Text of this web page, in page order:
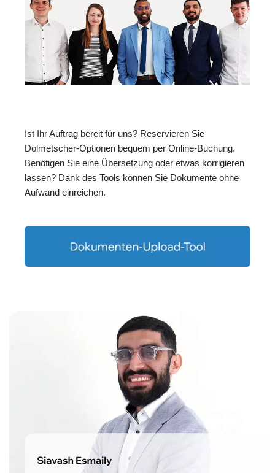
Ist Ihr Auftrag bereit für uns? Reservieren Sie
Dolmetscher-Optionen bequem per Online-Buchung.
Benötigen Sie eine Übersetzung oder etwas korrigieren
lassen? Dank des Tools können Sie Dokumente ohne
Aufwand einreichen.